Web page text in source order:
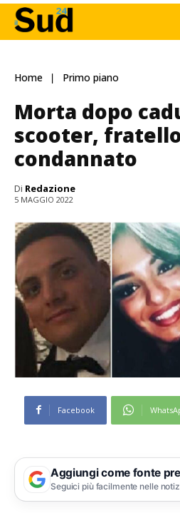
Home Primo piano
Morta dopo
scooter,
condannato
Di Redazione
5 MAGGIO 2022
Facebook
Aggiungi come fonte
Seguici più facilmente nelle